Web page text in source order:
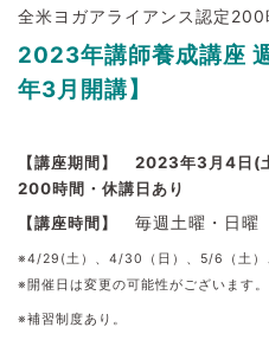
全米ヨガアライアンス認定200
2023年講師養成講座
年3月開講】
【講座期間】
2023年3月4日(
200時間・休講日あり
【講座時間】
毎週土曜・日
※4/29(土）、4/30（日）、5/6（土）
※開催日は変更の可能性がございます。
※補習制度あり。